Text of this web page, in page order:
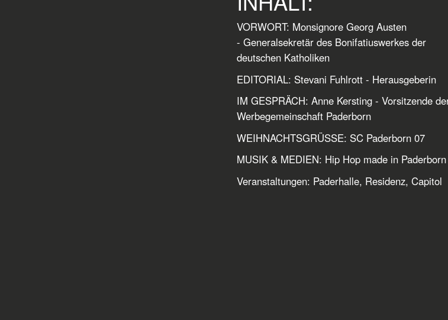
VORWORT: Monsignore Georg Austen
- Generalsekretär des Bonifatiuswerkes der
deutschen Katholiken
EDITORIAL: Stevani Fuhlrott - Herausgeberin
IM GESPRÄCH: Anne Kersting - Vorsitzende
Werbegemeinschaft Paderborn
WEIHNACHTSGRÜSSE: SC Paderborn 07
MUSIK & MEDIEN: Hip Hop made in Paderborn
Veranstaltungen: Paderhalle, Residenz, Capitol